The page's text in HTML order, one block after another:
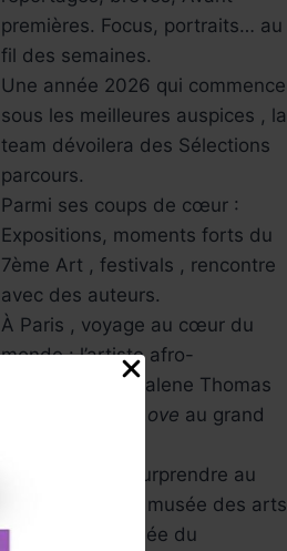
premières. Focus, portraits… au
fil des semaines.
Une année 2026 qui commence
sous les meilleures auspices , la
team dévoilera des Sélections
parcours.
Parmi ses coups de cœur :
Expositions, moments forts du
7ème Art , festivals , rencontre
avec des auteurs.
À Paris , voyage au cœur du
monde : l’artiste afro-
américaine Mickalene Thomas
All About Love au grand
L’Asie va vous surprendre au
musée Guimet , musée des arts
asiatiques , Musée du